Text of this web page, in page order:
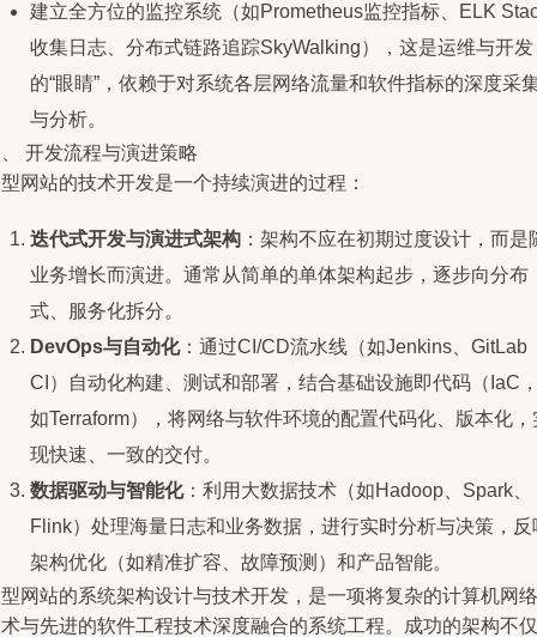
建立全方位的监控系统（如Prometheus监控指标、ELK
收集日志、分布式链路追踪SkyWalking），这是运维与开发
的“眼睛”，依赖于对系统各层网络流量和软件指标的深度采
与分析。
开发流程与演进策略
网站的技术开发是一个持续演进的过程：
迭代式开发与演进式架构 ：架构不应在初期过度设计，而是
业务增长而演进。通常从简单的单体架构起步，逐步向分布
式、服务化拆分。
DevOps与自动化：通过CI/CD流水线（如Jenkins、GitLab
CI）自动化构建、测试和部署，结合基础设施即代码（IaC
如Terraform），将网络与软件环境的配置代码化、版本化，
现快速、一致的交付。
数据驱动与智能化：利用大数据技术（如Hadoop、Spark、
Flink）处理海量日志和业务数据，进行实时分析与决策，反
架构优化（如精准扩容、故障预测）和产品智能。
网站的系统架构设计与技术开发，是一项将复杂的计算机网络
与先进的软件工程技术深度融合的系统工程。成功的架构不仅